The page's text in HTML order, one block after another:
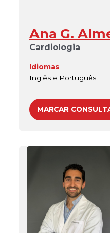
Ana G.
Cardiologia
Idiomas
Inglês e Português
MARCAR